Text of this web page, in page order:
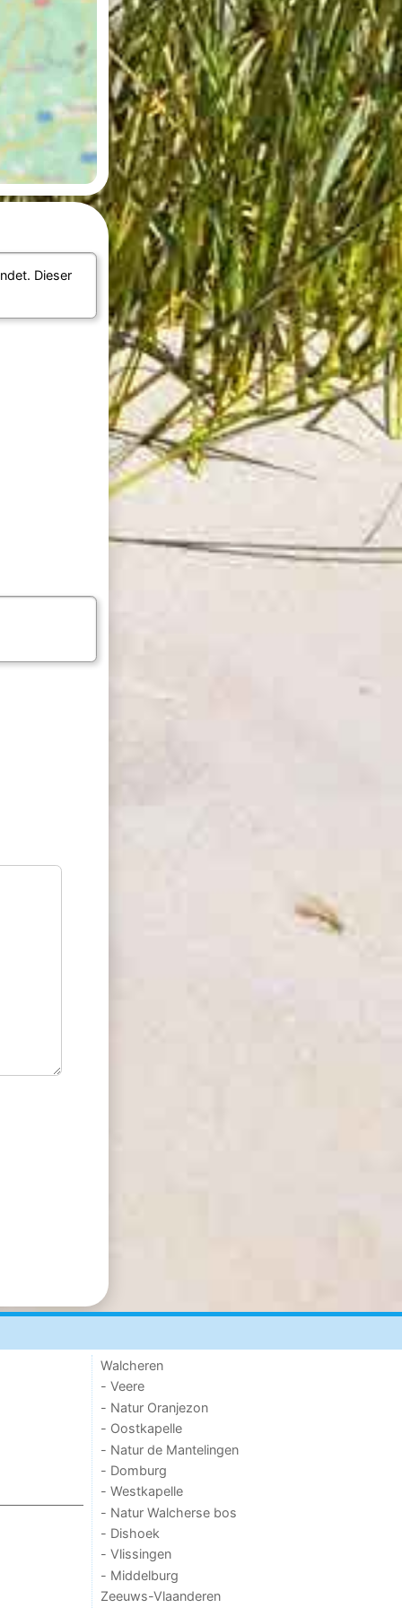
Dieser
Walcheren
- Veere
- Natur Oranjezon
- Oostkapelle
- Natur de Mantelingen
- Domburg
- Westkapelle
- Natur Walcherse bos
- Dishoek
- Vlissingen
- Middelburg
Zeeuws-Vlaanderen